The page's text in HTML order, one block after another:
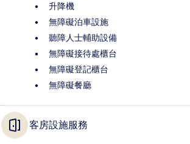
升降機
無障礙泊車設施
聽障人士輔助設備
無障礙接待處櫃台
無障礙登記櫃台
無障礙餐廳
客房設施服務